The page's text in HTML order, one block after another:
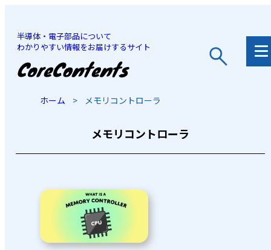
半導体・電子部品について
わかりやすい情報をお届けするサイト
JP
ホーム > メモリコントローラ
メモリコントローラ